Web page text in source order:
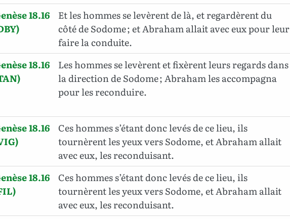
18.16
Et les hommes se levèrent de là, et regardèrent du
côté de Sodome ; et Abraham allait avec eux pour leur
faire la conduite.
18.16
Les hommes se levèrent et fixèrent leurs regards dans
la direction de Sodome ; Abraham les accompagna
pour les reconduire.
18.16
Ces hommes s’étant donc levés de ce lieu, ils
tournèrent les yeux vers Sodome, et Abraham allait
avec eux, les reconduisant.
18.16
Ces hommes s’étant donc levés de ce lieu, ils
tournèrent les yeux vers Sodome, et Abraham allait
avec eux, les reconduisant.